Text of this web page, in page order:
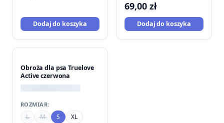
Dodaj do koszyka
69,00 zł
Dodaj do koszyka
Obroża dla psa Truelove
Active czerwona
ROZMIAR:
L M S
XL